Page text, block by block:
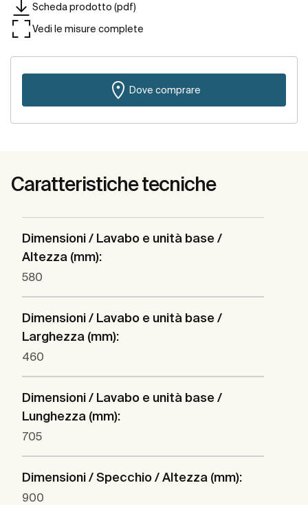
Scheda prodotto (pdf)
Vedi le misure complete
Dove comprare
Caratteristiche tecniche
Dimensioni / Lavabo e unità base /
Altezza (mm):
580
Dimensioni / Lavabo e unità base /
Larghezza (mm):
460
Dimensioni / Lavabo e unità base /
Lunghezza (mm):
705
Dimensioni / Specchio / Altezza (mm):
900